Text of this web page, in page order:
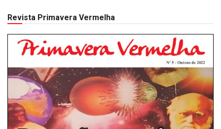
Revista Primavera Vermelha